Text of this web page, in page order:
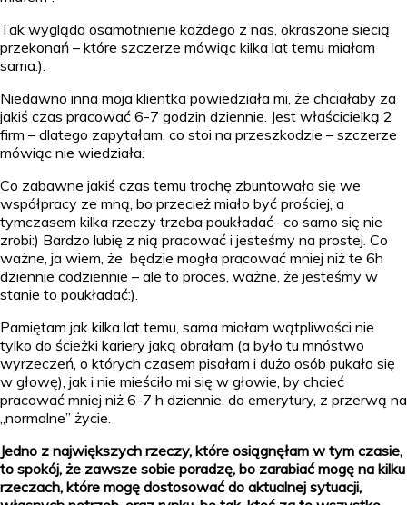
Tak wygląda osamotnienie każdego z nas, okraszone siecią
przekonań – które szczerze mówiąc kilka lat temu miałam
sama:).
Niedawno inna moja klientka powiedziała mi, że chciałaby za
jakiś czas pracować 6-7 godzin dziennie. Jest właścicielką 2
firm – dlatego zapytałam, co stoi na przeszkodzie – szczerze
mówiąc nie wiedziała.
Co zabawne jakiś czas temu trochę zbuntowała się we
współpracy ze mną, bo przecież miało być prościej, a
tymczasem kilka rzeczy trzeba poukładać- co samo się nie
zrobi:) Bardzo lubię z nią pracować i jesteśmy na prostej. Co
ważne, ja wiem, że będzie mogła pracować mniej niż te 6h
dziennie codziennie – ale to proces, ważne, że jesteśmy w
stanie to poukładać:).
Pamiętam jak kilka lat temu, sama miałam wątpliwości nie
tylko do ścieżki kariery jaką obrałam (a było tu mnóstwo
wyrzeczeń, o których czasem pisałam i dużo osób pukało się
w głowę), jak i nie mieściło mi się w głowie, by chcieć
pracować mniej niż 6-7 h dziennie, do emerytury, z przerwą na
„normalne” życie.
Jedno z największych rzeczy, które osiągnęłam w tym czasie,
to spokój, że zawsze sobie poradzę, bo zarabiać mogę na kilku
rzeczach, które mogę dostosować do aktualnej sytuacji,